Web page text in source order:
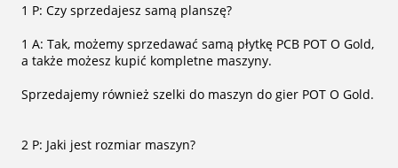
1 P: Czy sprzedajesz samą planszę?
1 A: Tak, możemy sprzedawać samą płytkę PCB POT O Gold,
a także możesz kupić kompletne maszyny.
Sprzedajemy również szelki do maszyn do gier POT O Gold.
2 P: Jaki jest rozmiar maszyn?